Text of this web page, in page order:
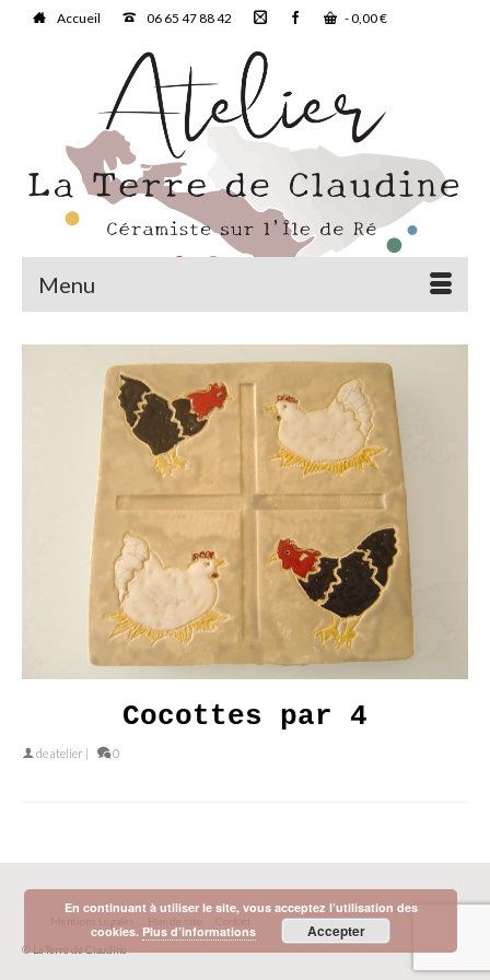
Accueil 06 65 47 88 42 -0,00€
Menu
Cocottes par 4
deatelier | 0
Mentions Légales
© La Terre de Claudine
En continuant à utiliser le site, vous acceptez l’utilisation des
cookies. Plus d’informations Accepter